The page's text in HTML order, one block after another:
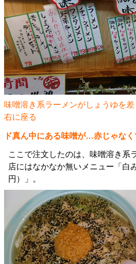
味噌溶き系ラーメンがしょうゆを
右に座る
ド真ん中にある味噌が…赤じゃなく
ここで注文したのは、味噌溶き系
店にはなかなか無いメニュー「白
円）」。